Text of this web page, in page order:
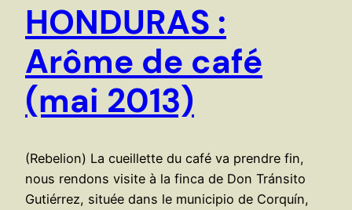
HONDURAS :
Arôme de café
(mai 2013)
(Rebelion) La cueillette du café va prendre fin,
nous rendons visite à la finca de Don Tránsito
Gutiérrez, située dans le municipio de Corquín,